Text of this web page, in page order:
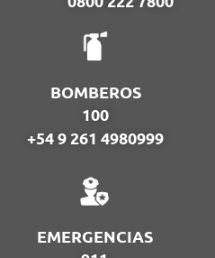
BOMBEROS
100
+54 9 261 4980999
EMERGENCIAS